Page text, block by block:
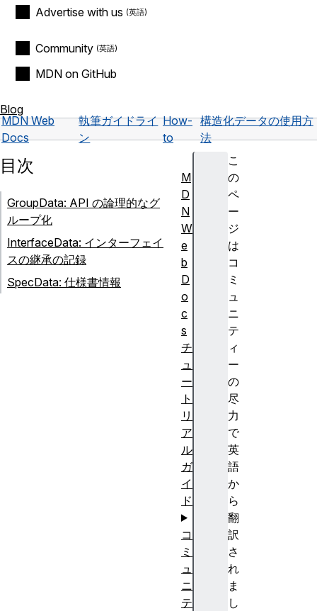
Advertise with us
Community
MDN on GitHub
Blog
MDN Web
Docs
執筆ガイドライ
ン
How-
to
構造化データの使用方
法
こ
の
ペ
ー
ジ
は
コ
ミ
ュ
ニ
テ
ィ
ー
の
尽
力
で
英
語
か
ら
翻
訳
さ
れ
ま
し
目次
GroupData: API の論理的なグ
ループ化
InterfaceData: インターフェイ
スの継承の記録
SpecData: 仕様書情報
M
D
N
W
e
b
D
o
c
s
チ
ュ
ー
ト
リ
ア
ル
ガ
イ
ド
コ
ミ
ュ
ニ
テ